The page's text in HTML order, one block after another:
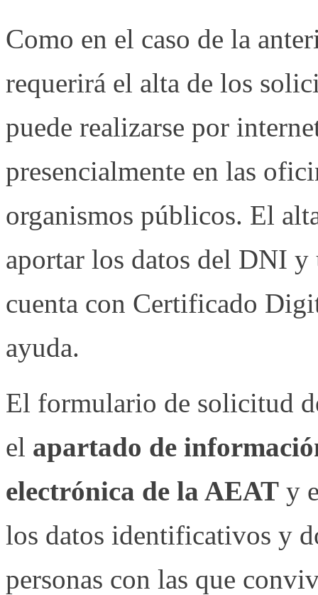
Como en el caso de la
requerirá el alta de los
puede realizarse por
presencialmente en las
organismos públicos. El
aportar los datos del DNI
cuenta con Certificado
ayuda.
El formulario de solicitud
el apartado de
electrónica de la AEAT y
los datos identificativos y
personas con las que